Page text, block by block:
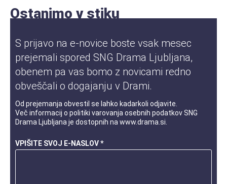
Ostanimo v stiku
S prijavo na e-novice boste vsak mesec
prejemali spored SNG Drama Ljubljana,
obenem pa vas bomo z novicami redno
obveščali o dogajanju v Drami.
Od prejemanja obvestil se lahko kadarkoli odjavite.
Več informacij o politiki varovanja osebnih podatkovSNG
Drama Ljubljana je dostopnih na www.drama.si
VPIŠITE SVOJ E-NASLOV *